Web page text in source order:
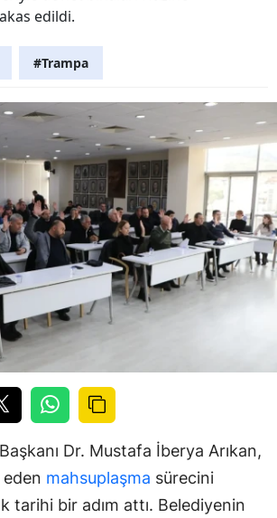
edildi.
#Trampa
Dr. Mustafa İberya Arıkan,
eden mahsuplaşma sürecini
tarihi bir adım attı. Belediyenin